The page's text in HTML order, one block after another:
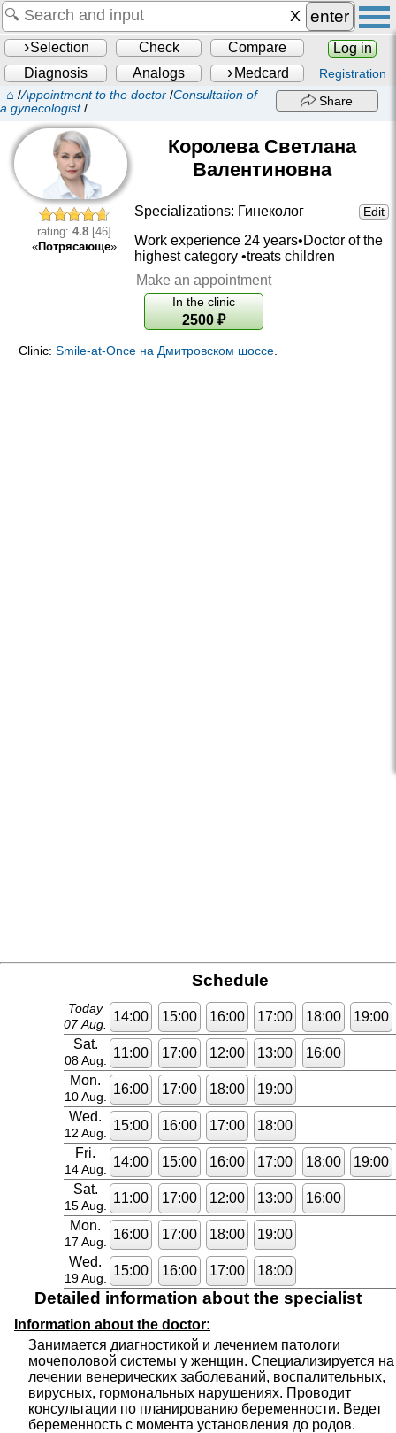
enter
Selection Check Compare
Log in
Diagnosis
Analogs Medcard Registration
⌂ /Appointment to the doctor /Consultation of
a gynecologist/
Share
rating: 4.8 [46]
«Потрясающе»
Королева Светлана
Валентиновна
Specializations: Гинеколог Edit
Work experience 24 years•Doctor of the
highest category •treats children
Make an appointment
In the clinic
2500 ₽
Clinic: Smile-at-Once на Дмитровском шоссе.
Schedule
Today
07 Aug.
14:00 15:00 16:00 17:00 18:00
19:00
Sat.
08 Aug.
11:00 17:00 12:00 13:00
16:00
Mon.
10 Aug.
16:00 17:00 18:00
19:00
Wed.
12 Aug.
15:00 16:00 17:00
18:00
Fri.
14 Aug.
14:00 15:00 16:00 17:00 18:00
19:00
Sat.
15 Aug.
11:00 17:00 12:00 13:00
16:00
Mon.
17 Aug.
16:00 17:00 18:00
19:00
Wed.
19 Aug.
15:00 16:00 17:00 18:00
Detailed information about the specialist
Information about the doctor:
Занимается диагностикой и лечением патологи
мочеполовой системы у женщин. Специализируется на
лечении венерических заболеваний, воспалительных,
вирусных, гормональных нарушениях. Проводит
консультации по планированию беременности. Ведет
беременность с момента установления до родов.